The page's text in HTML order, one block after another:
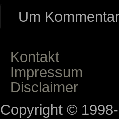
Um
Kontakt
Impressum
Disclaimer
Copyright ©